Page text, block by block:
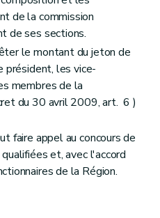
pour cause d'utilité publique
et environnementale (d'intérêt régional et de la conservation de la beauté des paysages – Décret-programme du 23 février 2006, art. 51)
des (sites à réaménager et des ites de réhabilitation paysagère et environnementale – Décret-programme du 23 février 2006, art. 53) – Décret du 20 juillet 2005, art. 2)
financières
au patrimoine
Intégration du patrimoine dans le cadre de vie de la société contemporaine
de la commission
de ses sections.
le montant du jeton de
président, les vice-
membres de la
du 30 avril 2009, art. 6 )
faire appel au concours de
et, avec l'accord
de la Région.